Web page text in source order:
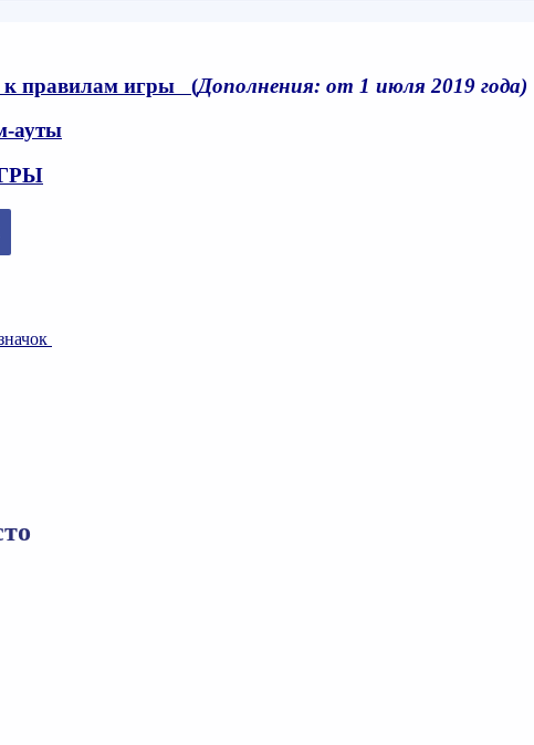
к правилам игры (Дополнения: от 1 июля 2019 года)
ауты